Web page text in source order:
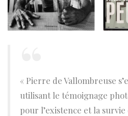
« Pierre de Vallombreuse
utilisant le témoignage
pour l’existence et la survie